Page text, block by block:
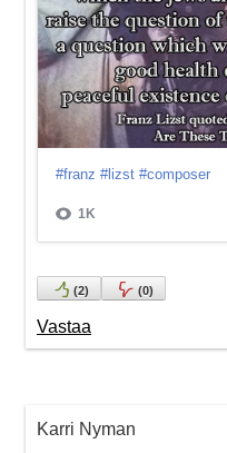
(2) (0)
Vastaa
Karri Nyman